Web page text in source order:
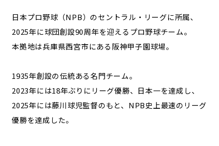
日本プロ野球（NPB）のセントラル・リーグに所属、
2025年に球団創設90周年を迎えるプロ野球チーム。
本拠地は兵庫県西宮市にある阪神甲子園球場。
1935年創設の伝統ある名門チーム。
2023年には18年ぶりにリーグ優勝、日本一を達成し、
2025年には藤川球児監督のもと、NPB史上最速のリーグ
優勝を達成した。